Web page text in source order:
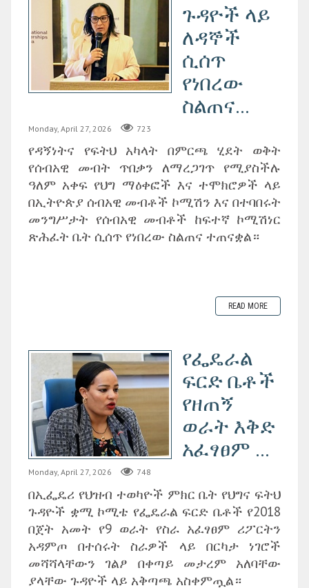
ጉዳዮች ላይ
ለዳኞች
ሲሰጥ
የነበረው
ስልጠና...
Monday, April 27, 2026 723
‎የዳኝነትና የፍትህ አካላት በምርጫ ሂደት ወቅት
የሰብአዊ መብት ጥበቃን ለማረጋገጥ የሚያስችሉ
ዓለም አቀፍ የህግ ማዕቀፎች እና ተሞክሮዎች ላይ
በኢትዮጵያ ሰብአዊ መብቶች ኮሚሽን እና በተባበሩት
መንግሥታት የሰብአዊ መብቶች ከፍተኛ ኮሚሽነር
ጽሕፈት ቤት ሲሰጥ የነበረው ስልጠና ተጠናቋል።
READ MORE
የፌዴራል
ፍርድ ቤቶች
የዘጠኝ
ወራት እቅድ
አፈፃፀም ...
Monday, April 27, 2026 748
በኢፌዴሪ የህዝብ ተወካዮች ምክር ቤት የህግና ፍትህ
ጉዳዮች ቋሚ ኮሚቴ የፌዴራል ፍርድ ቤቶች የ2018
በጀት አመት የ9 ወራት የስራ አፈፃፀም ሪፖርትን
አዳምጦ በተሰሩት ስራዎች ላይ በርካታ ነገሮች
መሻሻላቸውን ገልፆ በቀጣይ መታረም አለባቸው
ያላቸው ጉዳዮች ላይ አቅጣጫ አስቀምጧል።